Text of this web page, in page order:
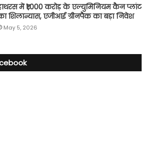
में ₹1,000 करोड़ के एल्युमिनियम कैन प्लांट
शिलान्यास, एजीआई ग्रीनपैक का बड़ा निवेश
May 5, 2026